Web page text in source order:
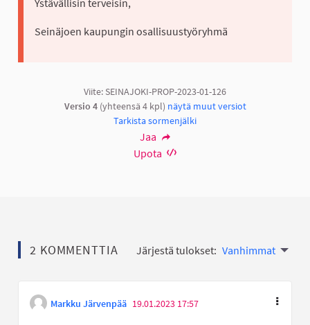
Ystävällisin terveisin,
Seinäjoen kaupungin osallisuustyöryhmä
Viite: SEINAJOKI-PROP-2023-01-126
Versio 4(yhteensä 4 kpl) näytä muut versiot
Tarkista sormenjälki
Jaa
Upota
2 KOMMENTTIA Järjestä tulokset: Vanhimmat
Markku Järvenpää 19.01.2023 17:57